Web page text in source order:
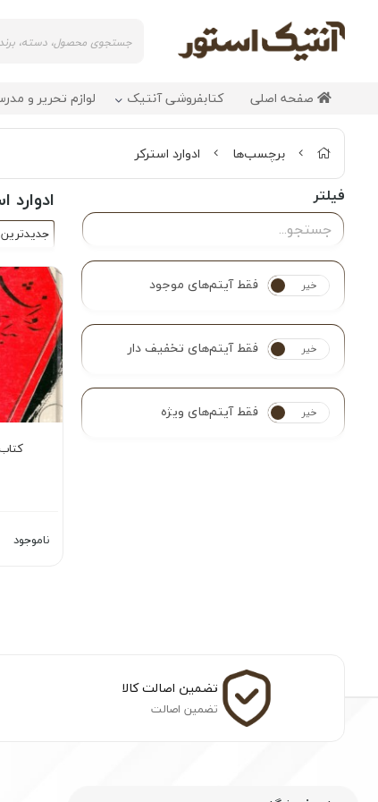
صفحه اصلی کتابفروشی آنتیک لوازم تحریر و
برچسب‌ها ادوارد استرکر
فیلتر
بله خیر فقط آیتم‌های موجود
بله خیر فقط آیتم‌های تخفیف دار
بله خیر فقط آیتم‌های ویژه
ادوارد
ناموجود
تضمین اصالت کالا
تضمین اصالت